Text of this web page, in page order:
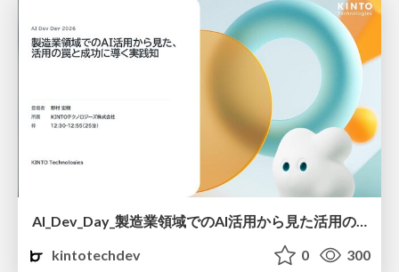
AI_Dev_Day_製造業領域でのAI活用から見た活用の罠と成功に導く実践知.pdf
kintotechdev
0 300